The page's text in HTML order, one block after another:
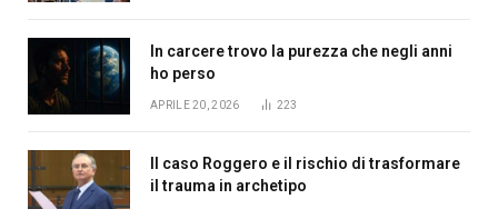
In carcere trovo la purezza che negli anni
ho perso
APRILE 20, 2026 223
Il caso Roggero e il rischio di trasformare
il trauma in archetipo